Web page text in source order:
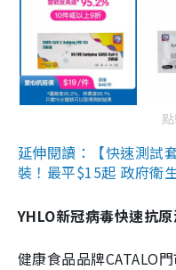
延伸閱讀：【快速測試
裝！最平$15起 政府衛
YHLO新冠病毒快速抗
健康食品品牌CATALO